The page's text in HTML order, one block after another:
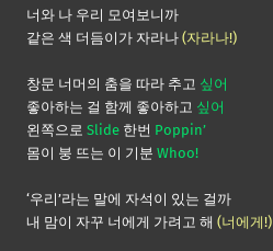
너와 나 우리 모여보니까
같은 색 더듬이가 자라나 (자라나!)
창문 너머의 춤을 따라 추고 싶어
좋아하는 걸 함께 좋아하고 싶어
왼쪽으로 Slide 한번 Poppin’
몸이 붕 뜨는 이 기분 Whoo!
‘우리’라는 말에 자석이 있는 걸까
내 맘이 자꾸 너에게 가려고 해 (너에게!)